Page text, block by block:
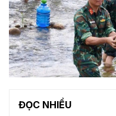
ĐỌC NHIỀU